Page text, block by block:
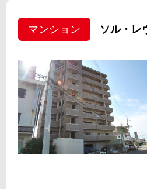
マンション ソル・レ